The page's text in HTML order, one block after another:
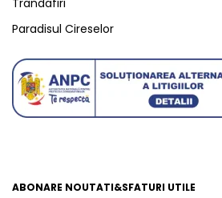
Paradisul Cireselor
ABONARE NOUTATI&SFATURI UTILE